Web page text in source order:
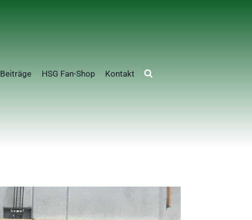
Beiträge HSG Fan-Shop Kontakt